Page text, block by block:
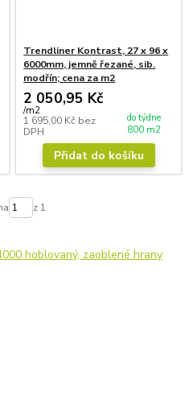
Trendliner Kontrast, 27 x 96 x
6000mm, jemně řezané, sib.
modřín; cena za m2
2 050,95 Kč
/m2
1 695,00 Kč bez
DPH
do týdne
800 m2
Přidat do košíku
z 1
hoblovaný, zaoblené hrany